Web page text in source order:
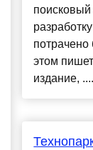
поисковый
этом
издание,